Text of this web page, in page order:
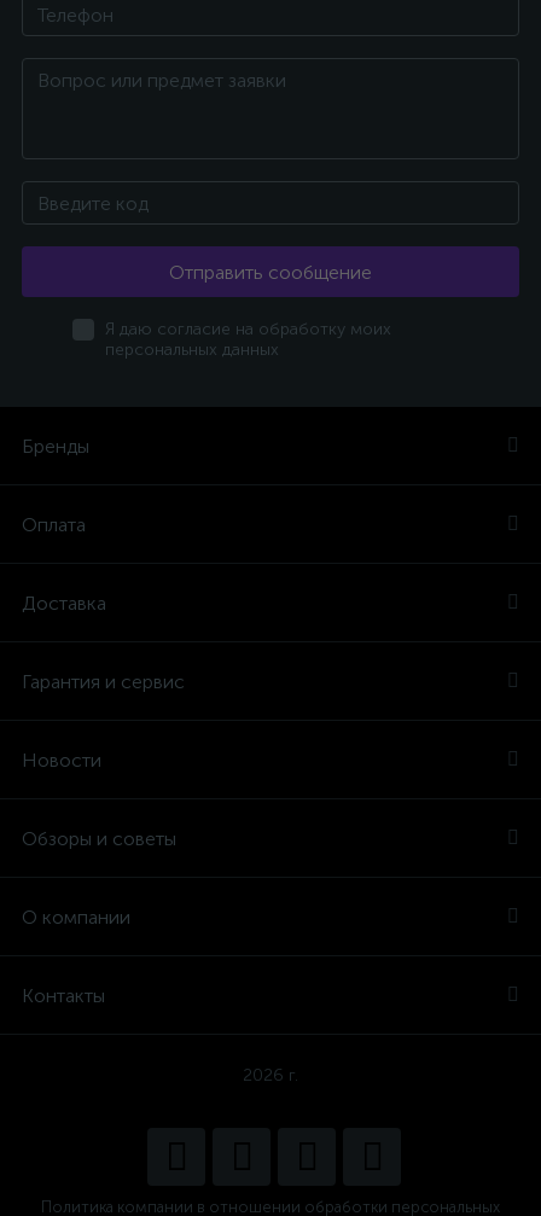
Отправить сообщение
Я даю согласие на обработку моих
персональных данных
Бренды
Оплата
Доставка
Гарантия и сервис
Новости
Обзоры и советы
О компании
Контакты
2026 г.
Политика компании в отношении обработки персональных